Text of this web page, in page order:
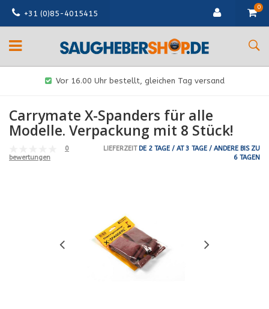
+31 (0)85-4015415
0
Vor 16.00 Uhr bestellt, gleichen Tag versand
Carrymate X-Spanders für alle
Modelle. Verpackung mit 8 Stück!
0
bewertungen
LIEFERZEITDE 2 TAGE / AT 3 TAGE / ANDERE BIS ZU
6 TAGEN